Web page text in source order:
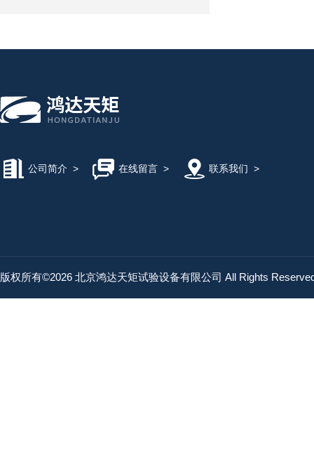
公司简介 > 在线留言> 联系我们 >
版权所有©2026 北京鸿达天矩试验设备有限公司 All Rights